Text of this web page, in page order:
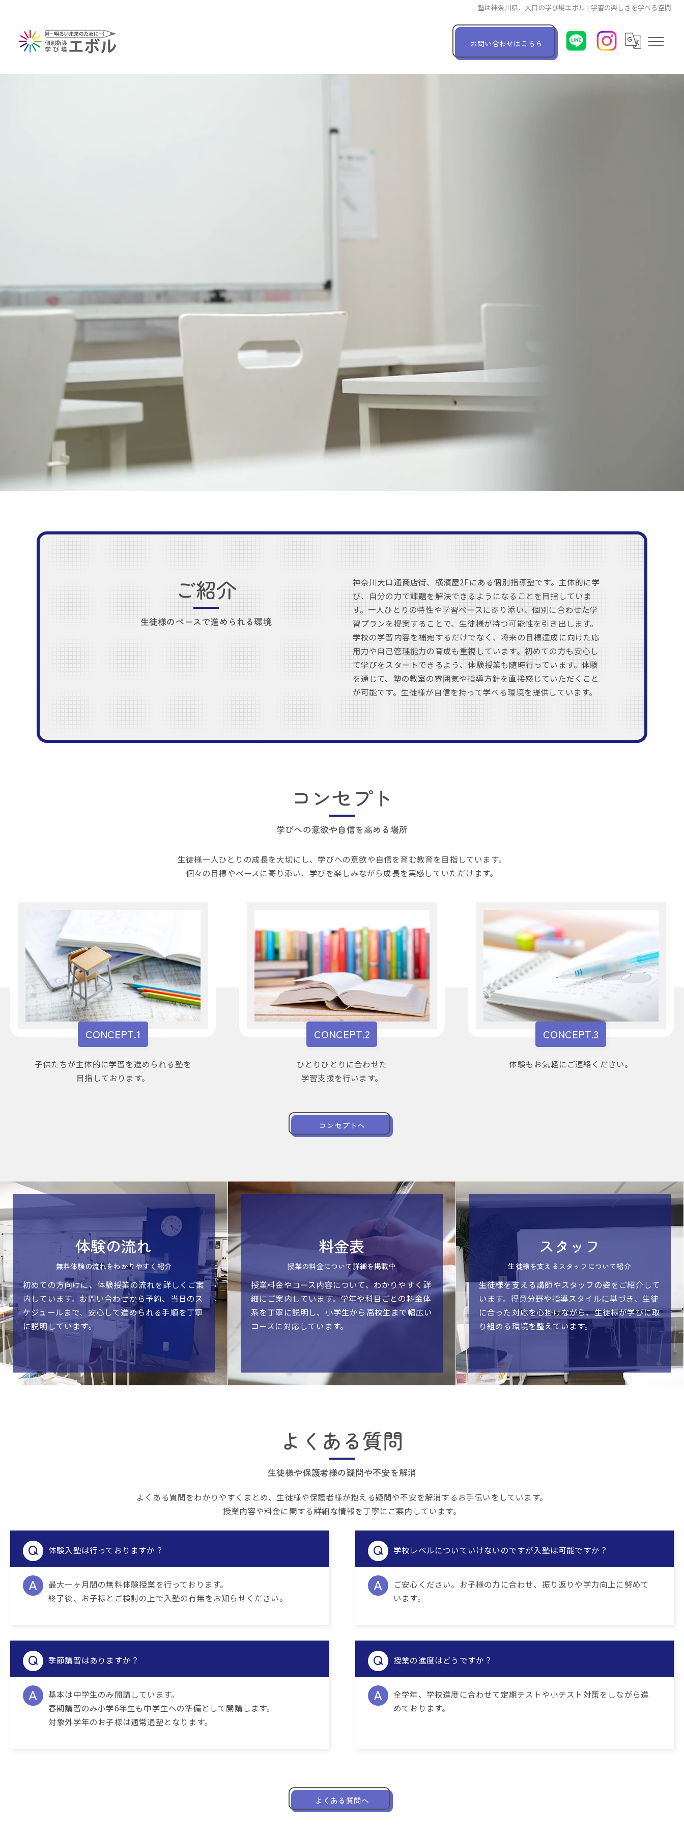
塾は神奈川県、大口の学び場エボル | 学習の楽しさを学べる空間
お問い合わせはこちら
生徒様のペースで進められる環境
ご紹介
神奈川大口通商店街、横濱屋2Fにある個別指導塾です。主体的に学
び、自分の力で課題を解決できるようになることを目指していま
す。一人ひとりの特性や学習ペースに寄り添い、個別に合わせた学
習プランを提案することで、生徒様が持つ可能性を引き出します。
学校の学習内容を補完するだけでなく、将来の目標達成に向けた応
用力や自己管理能力の育成も重視しています。初めての方も安心し
て学びをスタートできるよう、体験授業も随時行っています。体験
を通じて、塾の教室の雰囲気や指導方針を直接感じていただくこと
が可能です。生徒様が自信を持って学べる環境を提供しています。
コンセプト
学びへの意欲や自信を高める場所
生徒様一人ひとりの成長を大切にし、学びへの意欲や自信を育む教育を目指しています。
個々の目標やペースに寄り添い、学びを楽しみながら成長を実感していただけます。
CONCEPT.1
子供たちが主体的に学習を進められる塾を
目指しております。
CONCEPT.2
ひとりひとりに合わせた
学習支援を行います。
CONCEPT.3
体験もお気軽にご連絡ください。
コンセプトへ
体験の流れ
無料体験の流れをわかりやすく紹介
初めての方向けに、体験授業の流れを詳しくご案
内しています。お問い合わせから予約、当日のス
ケジュールまで、安心して進められる手順を丁寧
に説明しています。
料金表
授業の料金について詳細を掲載中
授業料金やコース内容について、わかりやすく詳
細にご案内しています。学年や科目ごとの料金体
系を丁寧に説明し、小学生から高校生まで幅広い
コースに対応しています。
スタッフ
生徒様を支えるスタッフについて紹介
生徒様を支える講師やスタッフの姿をご紹介して
います。得意分野や指導スタイルに基づき、生徒
に合った対応を心掛けながら、生徒様が学びに取
り組める環境を整えています。
よくある質問
生徒様や保護者様の疑問や不安を解消
よくある質問をわかりやすくまとめ、生徒様や保護者様が抱える疑問や不安を解消するお手伝いをしています。
授業内容や料金に関する詳細な情報を丁寧にご案内しています。
体験入塾は行っておりますか？
最大一ヶ月間の無料体験授業を行っております。
終了後、お子様とご検討の上で入塾の有無をお知らせください。
学校レベルについていけないのですが入塾は可能ですか？
ご安心ください。お子様の力に合わせ、振り返りや学力向上に努めて
います。
季節講習はありますか？
基本は中学生のみ開講しています。
春期講習のみ小学6年生も中学生への準備として開講します。
対象外学年のお子様は通常通塾となります。
授業の進度はどうですか？
全学年、学校進度に合わせて定期テストや小テスト対策をしながら進
めております。
よくある質問へ